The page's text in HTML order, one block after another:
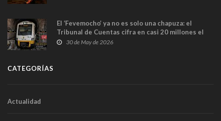
El ‘Fevemocho’ ya no es solo una chapuza: el
Tribunal de Cuentas cifra en casi 20 millones el
sobrecoste de los trenes que no cabían por los
30 de May de 2026
CATEGORÍAS
Actualidad